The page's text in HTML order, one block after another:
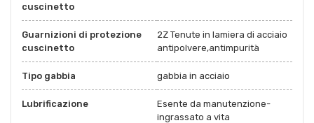
cuscinetto
Guarnizioni di protezione
cuscinetto
2Z Tenute in lamiera di acciaio
antipolvere,antimpurità
Tipo gabbia gabbia in acciaio
Lubrificazione
Esente da manutenzione-
ingrassato a vita